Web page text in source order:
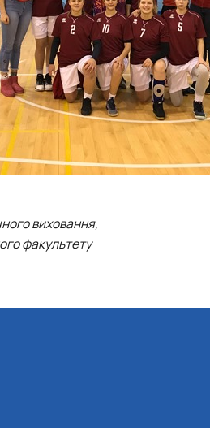
виховання,
факультету